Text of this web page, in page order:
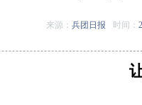
来源： 兵团日报 时间：